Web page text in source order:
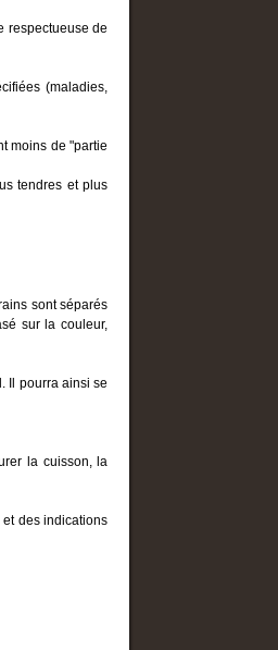
respectueuse de
(maladies,
moins de "partie
tendres et plus
sont séparés
sur la couleur,
Il pourra ainsi se
la cuisson, la
et des indications